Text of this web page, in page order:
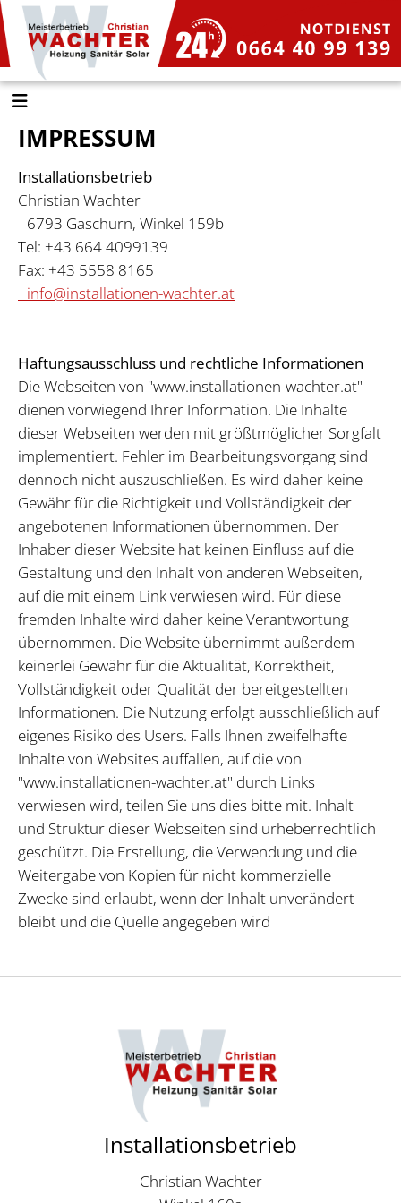
IMPRESSUM
Installationsbetrieb
Christian Wachter
6793 Gaschurn, Winkel 159b
Tel: +43 664 4099139
Fax: +43 5558 8165
info@installationen-wachter.at
Haftungsausschluss und rechtliche Informationen
Die Webseiten von "www.installationen-wachter.at"
dienen vorwiegend Ihrer Information. Die Inhalte
dieser Webseiten werden mit größtmöglicher Sorgfalt
implementiert. Fehler im Bearbeitungsvorgang sind
dennoch nicht auszuschließen. Es wird daher keine
Gewähr für die Richtigkeit und Vollständigkeit der
angebotenen Informationen übernommen. Der
Inhaber dieser Website hat keinen Einfluss auf die
Gestaltung und den Inhalt von anderen Webseiten,
auf die mit einem Link verwiesen wird. Für diese
fremden Inhalte wird daher keine Verantwortung
übernommen. Die Website übernimmt außerdem
keinerlei Gewähr für die Aktualität, Korrektheit,
Vollständigkeit oder Qualität der bereitgestellten
Informationen. Die Nutzung erfolgt ausschließlich auf
eigenes Risiko des Users. Falls Ihnen zweifelhafte
Inhalte von Websites auffallen, auf die von
"www.installationen-wachter.at" durch Links
verwiesen wird, teilen Sie uns dies bitte mit. Inhalt
und Struktur dieser Webseiten sind urheberrechtlich
geschützt. Die Erstellung, die Verwendung und die
Weitergabe von Kopien für nicht kommerzielle
Zwecke sind erlaubt, wenn der Inhalt unverändert
bleibt und die Quelle angegeben wird
Installationsbetrieb
Christian Wachter